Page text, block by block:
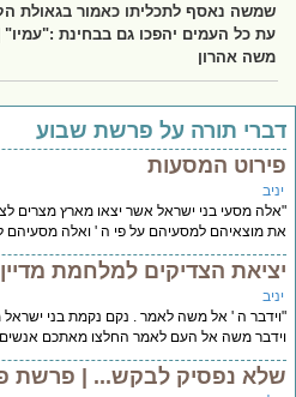
שמשה נאסף לתכליתו כאמור בגאולת הקץ.
עת כל העמים יהפכו גם בבחינת :"עמיו"
משה אהרון
תורה על פרשת שבוע
המסעות
מסעי בני ישראל אשר יצאו מארץ מצרים
מוצאיהם למסעיהם על פי ה ' ואלה מסעיהם
הצדיקים למלחמת מדיין
ה ' אל משה לאמר . נקם נקמת בני ישראל
משה אל העם לאמר החלצו מאתכם אנשים
נפסיק לבקש... | פרשת